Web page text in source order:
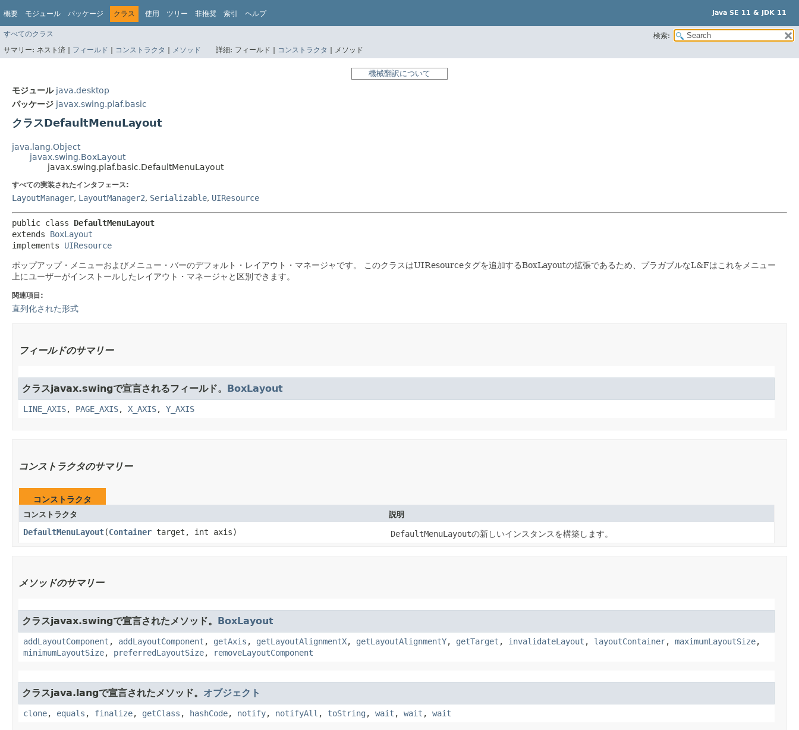
概要 モジュール パッケージ クラス 使用 ツリー 非推奨 索引 ヘルプ Java SE 11 & JDK 11
すべてのクラス
検索:
サマリー: ネスト済 | フィールド | コンストラクタ | メソッド 詳細: フィールド | コンストラクタ | メソッド
機械翻訳について
モジュール java.desktop
パッケージ javax.swing.plaf.basic
クラスDefaultMenuLayout
java.lang.Object
javax.swing.BoxLayout
javax.swing.plaf.basic.DefaultMenuLayout
すべての実装されたインタフェース:
LayoutManager, LayoutManager2, Serializable, UIResource
public class DefaultMenuLayout
extends BoxLayout
implements UIResource
ポップアップ・メニューおよびメニュー・バーのデフォルト・レイアウト・マネージャです。
このクラスはUIResourceタグを追加するBoxLayoutの拡張であるため、プラガブルなL&Fはこれをメニュー
上にユーザーがインストールしたレイアウト・マネージャと区別できます。
関連項目:
直列化された形式
フィールドのサマリー
クラスjavax.swingで宣言されるフィールド。 BoxLayout
LINE_AXIS, PAGE_AXIS, X_AXIS, Y_AXIS
コンストラクタのサマリー
コンストラクタ
コンストラクタ 説明
DefaultMenuLayout​(Container target, int axis) DefaultMenuLayoutの新しいインスタンスを構築します。
メソッドのサマリー
クラスjavax.swingで宣言されたメソッド。 BoxLayout
addLayoutComponent , addLayoutComponent , getAxis , getLayoutAlignmentX, getLayoutAlignmentY, getTarget , invalidateLayout , layoutContainer, maximumLayoutSize,
minimumLayoutSize, preferredLayoutSize, removeLayoutComponent
クラスjava.langで宣言されたメソッド。 オブジェクト
clone, equals , finalize, getClass , hashCode, notify, notifyAll , toString , wait , wait , wait